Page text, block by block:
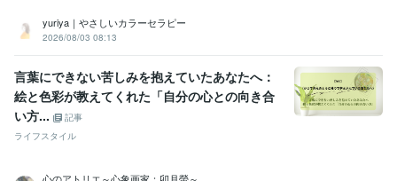
yuriya｜やさしいカラーセラピー
2026/08/03 08:13
言葉にできない苦しみを抱えていたあなたへ：
絵と色彩が教えてくれた「自分の心との向き合
い方...
記事
ライフスタイル